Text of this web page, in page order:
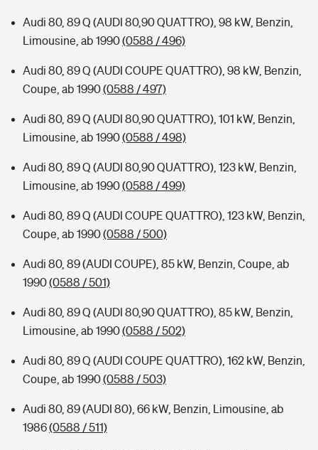
Audi 80, 89 Q (AUDI 80,90 QUATTRO), 98 kW, Benzin,
Limousine, ab 1990(0588 / 496)
Audi 80, 89 Q (AUDI COUPE QUATTRO), 98 kW, Benzin,
Coupe, ab 1990(0588 / 497)
Audi 80, 89 Q (AUDI 80,90 QUATTRO), 101 kW, Benzin,
Limousine, ab 1990(0588 / 498)
Audi 80, 89 Q (AUDI 80,90 QUATTRO), 123 kW, Benzin,
Limousine, ab 1990(0588 / 499)
Audi 80, 89 Q (AUDI COUPE QUATTRO), 123 kW, Benzin,
Coupe, ab 1990(0588 / 500)
Audi 80, 89 (AUDI COUPE), 85 kW, Benzin, Coupe, ab
1990(0588 / 501)
Audi 80, 89 Q (AUDI 80,90 QUATTRO), 85 kW, Benzin,
Limousine, ab 1990(0588 / 502)
Audi 80, 89 Q (AUDI COUPE QUATTRO), 162 kW, Benzin,
Coupe, ab 1990(0588 / 503)
Audi 80, 89 (AUDI 80), 66 kW, Benzin, Limousine, ab
1986(0588 / 511)